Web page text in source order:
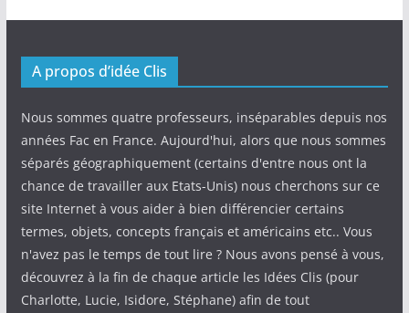
A propos d’idée Clis
Nous sommes quatre professeurs, inséparables depuis nos
années Fac en France. Aujourd'hui, alors que nous sommes
séparés géographiquement (certains d'entre nous ont la
chance de travailler aux Etats-Unis) nous cherchons sur ce
site Internet à vous aider à bien différencier certains
termes, objets, concepts français et américains etc.. Vous
n'avez pas le temps de tout lire ? Nous avons pensé à vous,
découvrez à la fin de chaque article les Idées Clis (pour
Charlotte, Lucie, Isidore, Stéphane) afin de tout